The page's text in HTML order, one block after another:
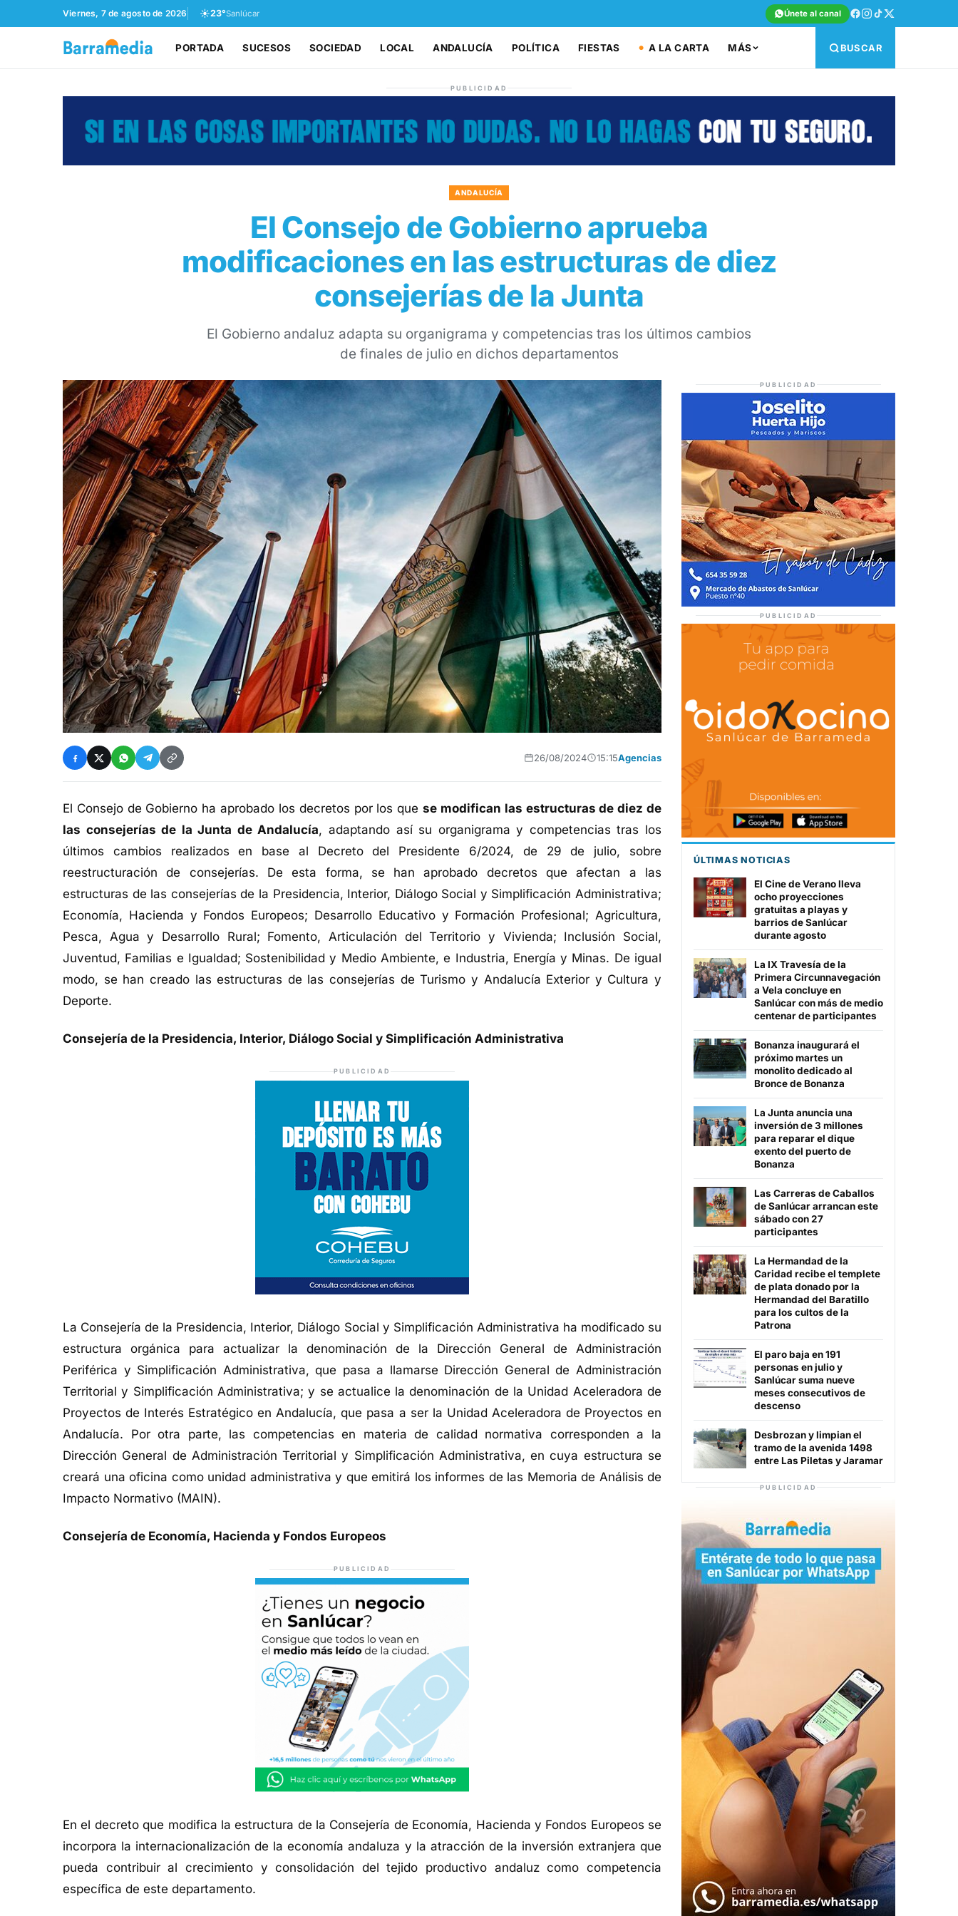
Viernes, 7 de agosto de 2026 ☀️23°Sanlúcar Únete al canal
PORTADA SUCESOS SOCIEDAD LOCAL ANDALUCÍA POLÍTICA FIESTAS A LA CARTA MÁS BUSCAR
PUBLICIDAD
ANDALUCÍA
El Consejo de Gobierno aprueba
modificaciones en las estructuras de diez
consejerías de la Junta
El Gobierno andaluz adapta su organigrama y competencias tras los últimos cambios
de finales de julio en dichos departamentos
26/08/2024 15:15Agencias
El Consejo de Gobierno ha aprobado los decretos por los quese modifican las estructuras de diez de
las consejerías de la Junta de Andalucía, adaptando así su organigrama y competencias tras los
últimos cambios realizados en base al Decreto del Presidente 6/2024, de 29 de julio, sobre
reestructuración de consejerías. De esta forma, se han aprobado decretos que afectan a las
estructuras de las consejerías de la Presidencia, Interior, Diálogo Social y Simplificación Administrativa;
Economía, Hacienda y Fondos Europeos; Desarrollo Educativo y Formación Profesional; Agricultura,
Pesca, Agua y Desarrollo Rural; Fomento, Articulación del Territorio y Vivienda; Inclusión Social,
Juventud, Familias e Igualdad; Sostenibilidad y Medio Ambiente, e Industria, Energía y Minas. De igual
modo, se han creado las estructuras de las consejerías de Turismo y Andalucía Exterior y Cultura y
Deporte.
Consejería de la Presidencia, Interior, Diálogo Social y Simplificación Administrativa
PUBLICIDAD
La Consejería de la Presidencia, Interior, Diálogo Social y Simplificación Administrativa ha modificado su
estructura orgánica para actualizar la denominación de la Dirección General de Administración
Periférica y Simplificación Administrativa, que pasa a llamarse Dirección General de Administración
Territorial y Simplificación Administrativa; y se actualice la denominación de la Unidad Aceleradora de
Proyectos de Interés Estratégico en Andalucía, que pasa a ser la Unidad Aceleradora de Proyectos en
Andalucía. Por otra parte, las competencias en materia de calidad normativa corresponden a la
Dirección General de Administración Territorial y Simplificación Administrativa, en cuya estructura se
creará una oficina como unidad administrativa y que emitirá los informes de las Memoria de Análisis de
Impacto Normativo (MAIN).
Consejería de Economía, Hacienda y Fondos Europeos
PUBLICIDAD
En el decreto que modifica la estructura de la Consejería de Economía, Hacienda y Fondos Europeos se
incorpora la internacionalización de la economía andaluza y la atracción de la inversión extranjera que
pueda contribuir al crecimiento y consolidación del tejido productivo andaluz como competencia
específica de este departamento.
PUBLICIDAD
PUBLICIDAD
ÚLTIMAS NOTICIAS
El Cine de Verano lleva
ocho proyecciones
gratuitas a playas y
barrios de Sanlúcar
durante agosto
La IX Travesía de la
Primera Circunnavegación
a Vela concluye en
Sanlúcar con más de medio
centenar de participantes
Bonanza inaugurará el
próximo martes un
monolito dedicado al
Bronce de Bonanza
La Junta anuncia una
inversión de 3 millones
para reparar el dique
exento del puerto de
Bonanza
Las Carreras de Caballos
de Sanlúcar arrancan este
sábado con 27
participantes
La Hermandad de la
Caridad recibe el templete
de plata donado por la
Hermandad del Baratillo
para los cultos de la
Patrona
El paro baja en 191
personas en julio y
Sanlúcar suma nueve
meses consecutivos de
descenso
Desbrozan y limpian el
tramo de la avenida 1498
entre Las Piletas y Jaramar
PUBLICIDAD